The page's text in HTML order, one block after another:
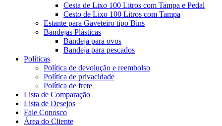
Cesta de Lixo 100 Litros com Tampa e Pedal
Cesto de Lixo 100 Litros com Tampa
Estante para Gaveteiro tipo Bins
Bandejas Plásticas
Bandeja para ovos
Bandeja para pescados
Políticas
Política de devolução e reembolso
Política de privacidade
Política de frete
Lista de Comparação
Lista de Desejos
Fale Conosco
Área do Cliente